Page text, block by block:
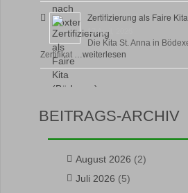
Zertifizierung als Faire
17 April, 2026
Die Kita St. Anna in
Zertifikat …weiterlesen
BEITRAGS-ARCHIV
August 2026 (2)
Juli 2026 (5)